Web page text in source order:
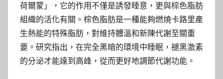
荷爾蒙」，它的作用不僅是誘發睡意，更與棕色脂肪
組織的活化有關。棕色脂肪是一種能夠燃燒卡路里產
生熱能的特殊脂肪，對維持體溫和新陳代謝至關重
要。研究指出，在完全黑暗的環境中睡眠，褪黑激素
的分泌才能達到高峰，從而更好地調節代謝功能。